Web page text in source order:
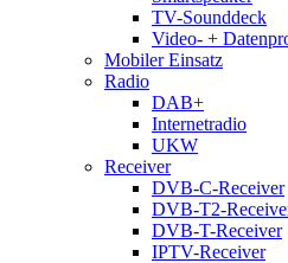
TV-Sounddeck
Video- +
Mobiler Einsatz
Radio
DAB+
Internetradio
UKW
Receiver
DVB-C-Receiver
DVB-T2-
DVB-T-Receiver
IPTV-Receiver